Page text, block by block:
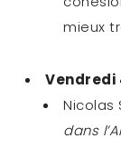
mieux
Vendredi
Nicolas
dans